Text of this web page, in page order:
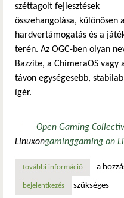
széttagolt fejlesztések
összehangolása, különösen
hardvertámogatás és a
terén. Az OGC-ben olyan
Bazzite, a ChimeraOS vagy
távon egységesebb,
ígér.
Open Gaming
Linuxongaminggaming on
további információmegalakult
a
bejelentkezés szükséges